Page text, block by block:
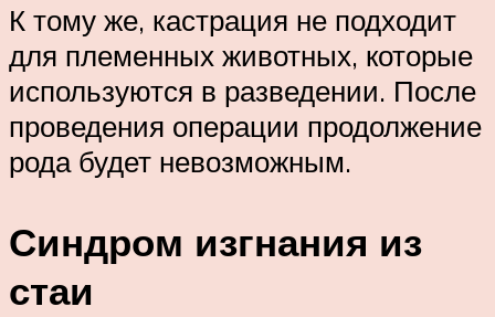
К тому же, кастрация не подходит
для племенных животных, которые
используются в разведении. После
проведения операции продолжение
рода будет невозможным.
Синдром изгнания из
стаи